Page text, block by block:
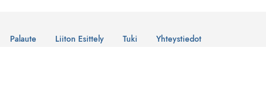
Palaute Liiton Esittely Tuki
Yhteystiedot